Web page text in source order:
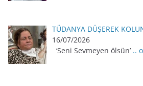
TÜDANYA DÜŞEREK
16/07/2026
‘Seni Sevmeyen ölsün’ ..